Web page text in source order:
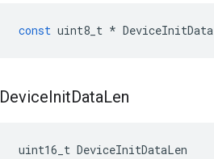
const uint8_t * DeviceInitData
DeviceInitDataLen
uint16_t DeviceInitDataLen